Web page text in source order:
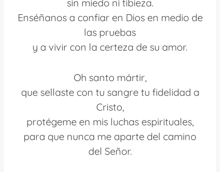
sin miedo ni tibieza.
Enséñanos a confiar en Dios en medio de
las pruebas
y a vivir con la certeza de su amor.
Oh santo mártir,
que sellaste con tu sangre tu fidelidad a
Cristo,
protégeme en mis luchas espirituales,
para que nunca me aparte del camino
del Señor.